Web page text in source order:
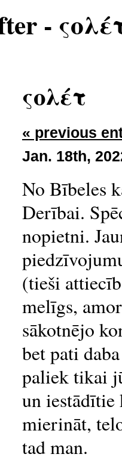
-
ςολέτ
« previous
Jan. 18th,
No Bībeles
Derībai.
nopietni.
(tieši
melīgs,
sākotnējo
bet pati
paliek tikai
un iestādītie
mierināt,
tad man.